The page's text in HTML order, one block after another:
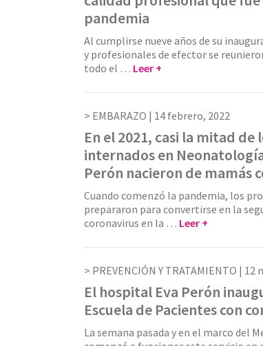
pandemia
Al cumplirse nueve años de su
y profesionales de efector se
todo el … Leer +
EMBARAZO | 14 febrero, 2022
En el 2021, casi la mitad de
internados en
Perón nacieron de mamás
Cuando comenzó la pandemia, los
prepararon para convertirse en la
coronavirus en la … Leer +
PREVENCIÓN Y TRATAMIENTO | 12
El hospital Eva Perón
Escuela de Pacientes con
La semana pasada y en el marco del